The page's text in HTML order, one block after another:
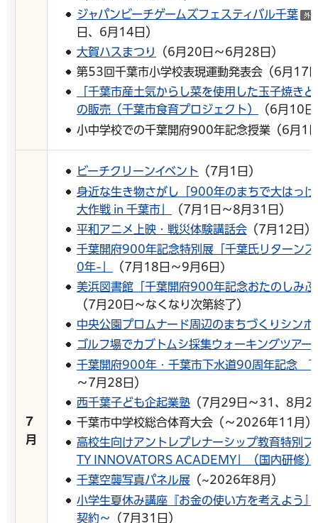
ジャパンビーチゲームズフェスティバル千葉
日、6月14日）
大賀ハスまつり
（6月20日～6月28日）
第53回千葉市小学校表現運動発表会（6月17
「千葉市産土気からし菜を使用した玉子焼き
の販売（千葉市食育プロジェクト）
（6月10
小中学校での千葉開府900年記念授業（6月1
7
月
ビーチクリーンイベント （7月1日）
身近な生き物さがし「900年のまちで大はっ
大作戦 in 千葉市」
（7月1日～8月31日）
平和アニメ上映・戦災体験講話会 （7月12日）
千葉開府900年記念特別展「千葉氏リターン
0年-」
（7月18日～9月6日)
美浜図書館「千葉開府900年記念おたのしみぶ
（7月20日～なくなり次第終了）
中央公園プロムナード周辺のまちづくりシンポ
ゴルフ場でカブトムシ採集ウォーキングツアー
千葉開府900年・千葉市下水道90周年記念
～7月28日）
西千葉子ども企起業塾 （7月29日～31、8月
千葉市中学校総合体育大会（～2026年11月）
高校生向けアントレプレナーシップ教育特別
TY INNOVATORS ACADEMY」（国内研修）
千葉空襲写真パネル展 （~2026年8月）
小学生夏休み講座『お金の使い方を考えよう
契約～
（7月31日）